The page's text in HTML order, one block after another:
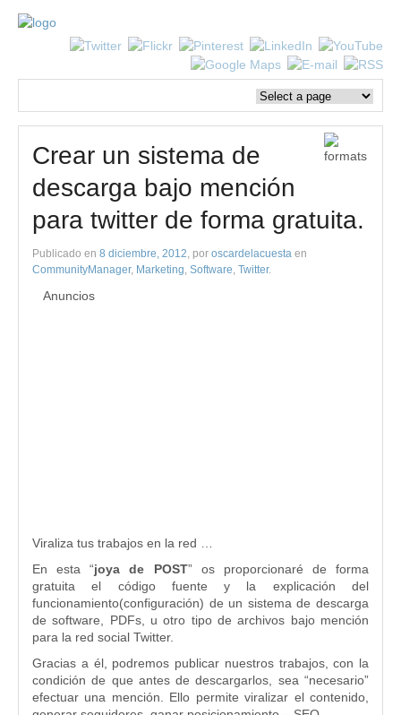
Crear un sistema de
descarga bajo mención
para twitter de forma gratuita.
Publicado en 8 diciembre, 2012, por oscardelacuesta en
CommunityManager, Marketing, Software, Twitter.
Anuncios
Viraliza tus trabajos en la red …
En esta “joya de POST” os proporcionaré de forma
gratuita el código fuente y la explicación del
funcionamiento(configuración) de un sistema de descarga
de software, PDFs, u otro tipo de archivos bajo mención
para la red social Twitter.
Gracias a él, podremos publicar nuestros trabajos, con la
condición de que antes de descargarlos, sea “necesario”
efectuar una mención. Ello permite viralizar el contenido,